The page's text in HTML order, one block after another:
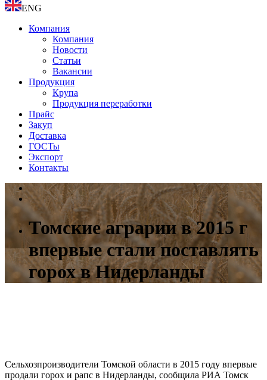
ENG
Компания
Компания
Новости
Статьи
Вакансии
Продукция
Крупа
Продукция переработки
Прайс
Закуп
Доставка
ГОСТы
Экспорт
Контакты
Томские аграрии в 2015 г
впервые стали поставлять
горох в Нидерланды
Сельхозпроизводители Томской области в 2015 году впервые
продали горох и рапс в Нидерланды, сообщила РИА Томск